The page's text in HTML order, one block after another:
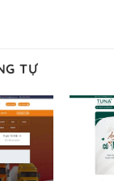
của bạn.
Hosting cho
là nền tảng xây
TỰ